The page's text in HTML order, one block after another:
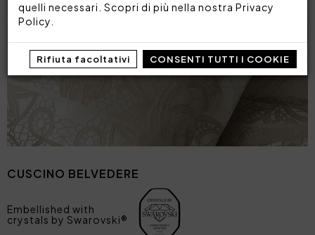
quelli necessari. Scopri di più nella nostra Privacy
Policy
Rifiuta facoltativi CONSENTI TUTTI I COOKIE
CUSCINO BELVEDERE
Embellished with
crystals by Swarovski®